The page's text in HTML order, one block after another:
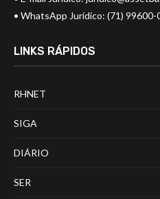
• WhatsApp Jurídico: (71) 99600-
LINKS RÁPIDOS
RHNET
SIGA
DIÁRIO
SER